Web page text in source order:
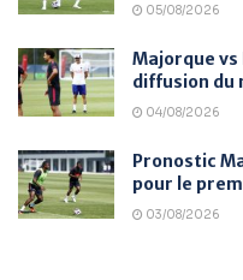
05/08/2026
Majorque vs
diffusion du
04/08/2026
Pronostic
pour le
03/08/2026